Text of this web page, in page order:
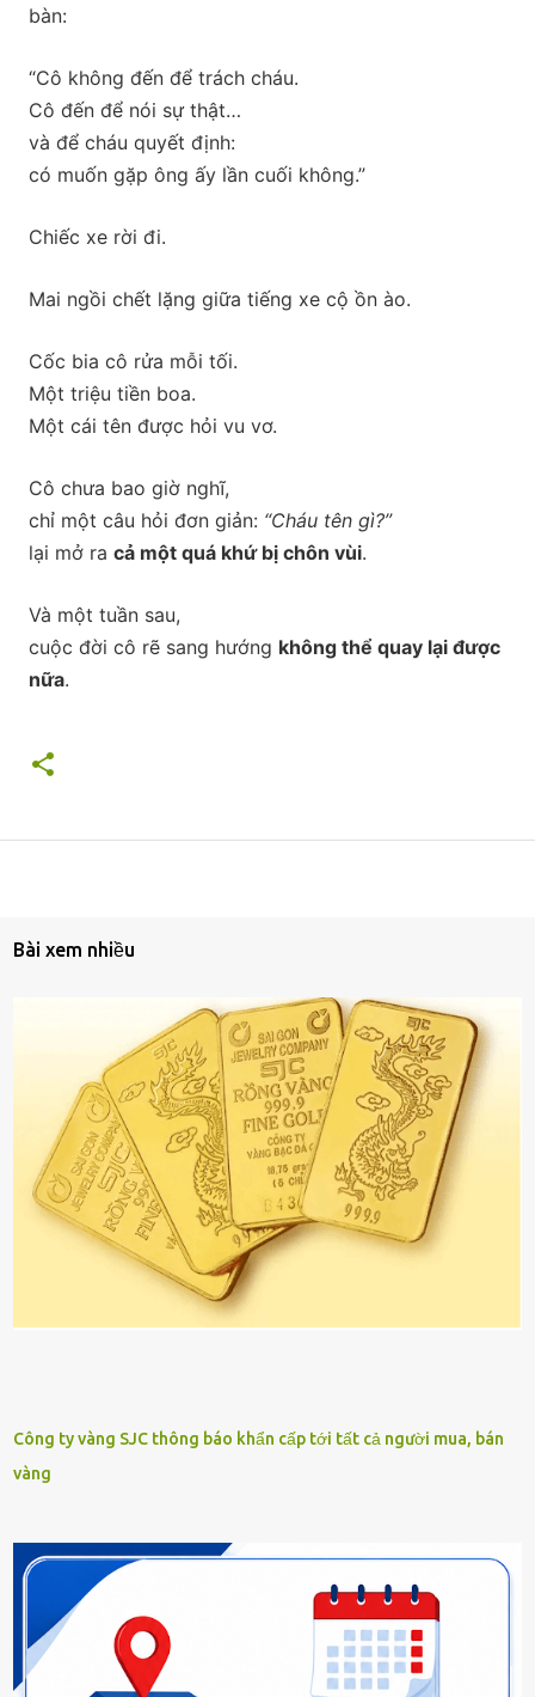
bàn:
“Cô không đến để trách cháu.
Cô đến để nói sự thật…
và để cháu quyết định:
có muốn gặp ông ấy lần cuối không.”
Chiếc xe rời đi.
Mai ngồi chết lặng giữa tiếng xe cộ ồn ào.
Cốc bia cô rửa mỗi tối.
Một triệu tiền boa.
Một cái tên được hỏi vu vơ.
Cô chưa bao giờ nghĩ,
chỉ một câu hỏi đơn giản: “Cháu tên gì?”
lại mở ra cả một quá khứ bị chôn vùi.
Và một tuần sau,
cuộc đời cô rẽ sang hướng không thể quay lại được
nữa.
Bài xem nhiều
Công ty vàng SJC thông báo khẩn cấp tới tất cả người mua, bán
vàng